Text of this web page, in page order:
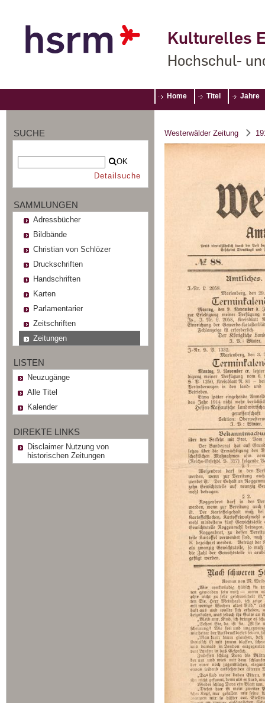
Kulturelles
Hochschul-
Home Titel Jahre
SUCHE
OK
Detailsuche
SAMMLUNGEN
Adressbücher
Bildbände
Christian von Schlözer
Druckschriften
Handschriften
Karten
Parlamentarier
Zeitschriften
Zeitungen
LISTEN
Neuzugänge
Alle Titel
Kalender
DIREKTE LINKS
Disclaimer Nutzung von
historischen Zeitungen
Westerwälder Zeitung